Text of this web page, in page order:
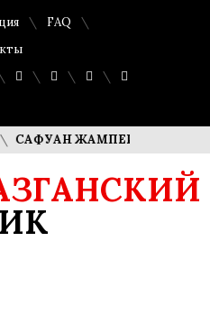
FAQ
ЖАМПЕИСОВ: «МЫ ХОТИМ